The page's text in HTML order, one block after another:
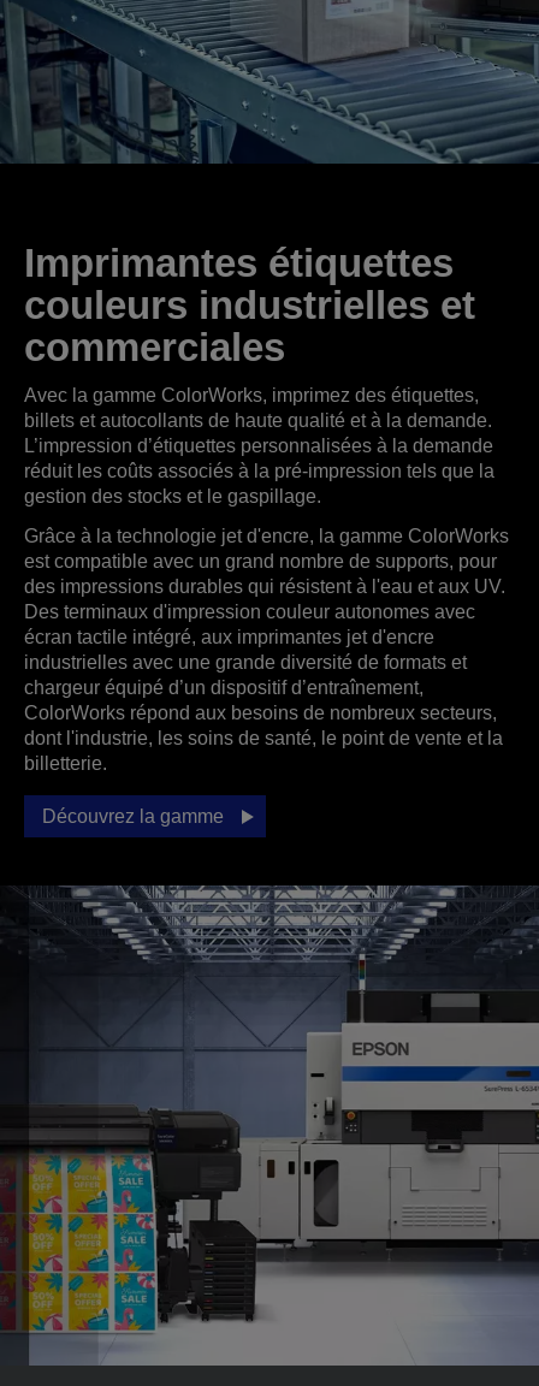
Imprimantes étiquettes
couleurs industrielles et
commerciales
Avec la gamme ColorWorks, imprimez des étiquettes,
billets et autocollants de haute qualité et à la demande.
L’impression d’étiquettes personnalisées à la demande
réduit les coûts associés à la pré-impression tels que la
gestion des stocks et le gaspillage.
Grâce à la technologie jet d'encre, la gamme ColorWorks
est compatible avec un grand nombre de supports, pour
des impressions durables qui résistent à l'eau et aux UV.
Des terminaux d'impression couleur autonomes avec
écran tactile intégré, aux imprimantes jet d'encre
industrielles avec une grande diversité de formats et
chargeur équipé d’un dispositif d’entraînement,
ColorWorks répond aux besoins de nombreux secteurs,
dont l'industrie, les soins de santé, le point de vente et la
billetterie.
Découvrez la gamme